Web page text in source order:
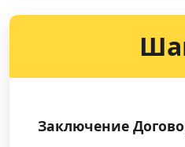
Заключение